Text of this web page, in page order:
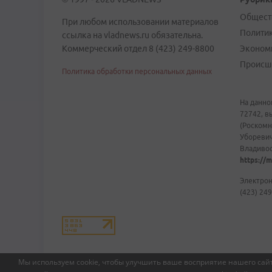
Мы используем cookie, чтобы улучшить ваше восприятие нашего
При любом использовании материалов
ссылка на vladnews.ru обязательна.
Коммерческий отдел 8 (423) 249-8800
Политика обработки персональных данных
На
72742,
https://
(423)